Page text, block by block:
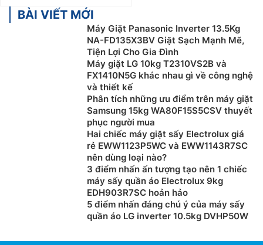
BÀI VIẾT MỚI
Máy Giặt Panasonic Inverter 13.5Kg
NA-FD135X3BV Giặt Sạch Mạnh Mẽ,
Tiện Lợi Cho Gia Đình
Máy giặt LG 10kg T2310VS2B và
FX1410N5G khác nhau gì về công nghệ
và thiết kế
Phân tích những ưu điểm trên máy giặt
Samsung 15kg WA80F15S5CSV thuyết
phục người mua
Hai chiếc máy giặt sấy Electrolux giá
rẻ EWW1123P5WC và EWW1143R7SC
nên dùng loại nào?
3 điểm nhấn ấn tượng tạo nên 1 chiếc
máy sấy quần áo Electrolux 9kg
EDH903R7SC hoản hảo
5 điểm nhấn đáng chú ý của máy sấy
quần áo LG inverter 10.5kg DVHP50W